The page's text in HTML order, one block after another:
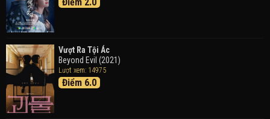
Tháng Ngày Tươi Đẹp
Vượt Ra Tội Ác
Beyond Evil (2021)
Lượt xem: 14975
Điểm 6.0